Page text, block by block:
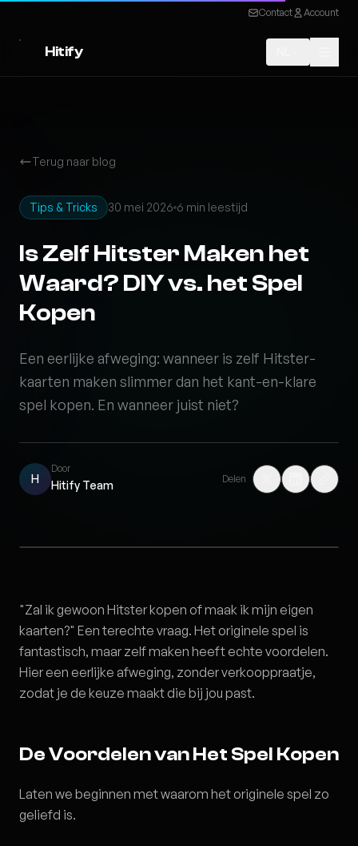
Contact Account
Hitify
Terug naar blog
Tips & Tricks 30 mei 2026 6 min leestijd
Is Zelf Hitster Maken het
Waard? DIY vs. het Spel
Kopen
Een eerlijke afweging: wanneer is zelf Hitster-
kaarten maken slimmer dan het kant-en-klare
spel kopen. En wanneer juist niet?
H
Door
Hitify Team Delen
"Zal ik gewoon Hitster kopen of maak ik mijn eigen
kaarten?" Een terechte vraag. Het originele spel is
fantastisch, maar zelf maken heeft echte voordelen.
Hier een eerlijke afweging, zonder verkooppraatje,
zodat je de keuze maakt die bij jou past.
De Voordelen van Het Spel Kopen
Laten we beginnen met waarom het originele spel zo
geliefd is.